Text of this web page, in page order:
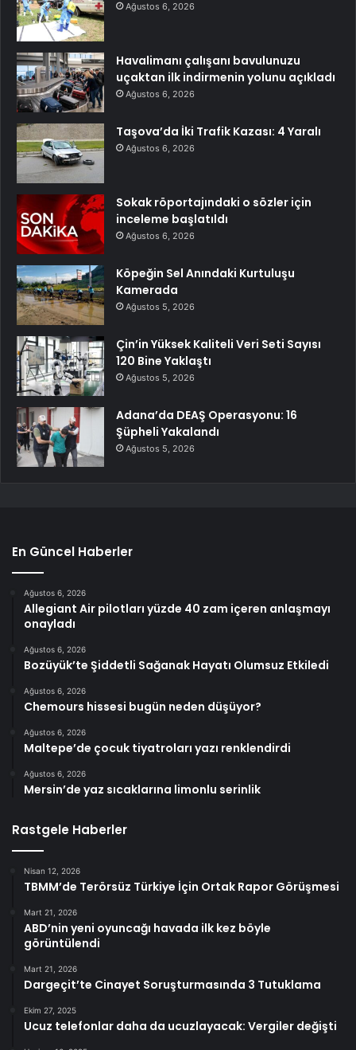
Ağustos 6, 2026
Havalimanı çalışanı bavulunuzu
uçaktan ilk indirmenin yolunu açıkladı
Ağustos 6, 2026
Taşova’da İki Trafik Kazası: 4 Yaralı
Ağustos 6, 2026
Sokak röportajındaki o sözler için
inceleme başlatıldı
Ağustos 6, 2026
Köpeğin Sel Anındaki Kurtuluşu
Kamerada
Ağustos 5, 2026
Çin’in Yüksek Kaliteli Veri Seti Sayısı
120 Bine Yaklaştı
Ağustos 5, 2026
Adana’da DEAŞ Operasyonu: 16
Şüpheli Yakalandı
Ağustos 5, 2026
En Güncel Haberler
Ağustos 6, 2026
Allegiant Air pilotları yüzde 40 zam içeren anlaşmayı
onayladı
Ağustos 6, 2026
Bozüyük’te Şiddetli Sağanak Hayatı Olumsuz Etkiledi
Ağustos 6, 2026
Chemours hissesi bugün neden düşüyor?
Ağustos 6, 2026
Maltepe’de çocuk tiyatroları yazı renklendirdi
Ağustos 6, 2026
Mersin’de yaz sıcaklarına limonlu serinlik
Rastgele Haberler
Nisan 12, 2026
TBMM’de Terörsüz Türkiye İçin Ortak Rapor Görüşmesi
Mart 21, 2026
ABD’nin yeni oyuncağı havada ilk kez böyle
görüntülendi
Mart 21, 2026
Dargeçit’te Cinayet Soruşturmasında 3 Tutuklama
Ekim 27, 2025
Ucuz telefonlar daha da ucuzlayacak: Vergiler değişti